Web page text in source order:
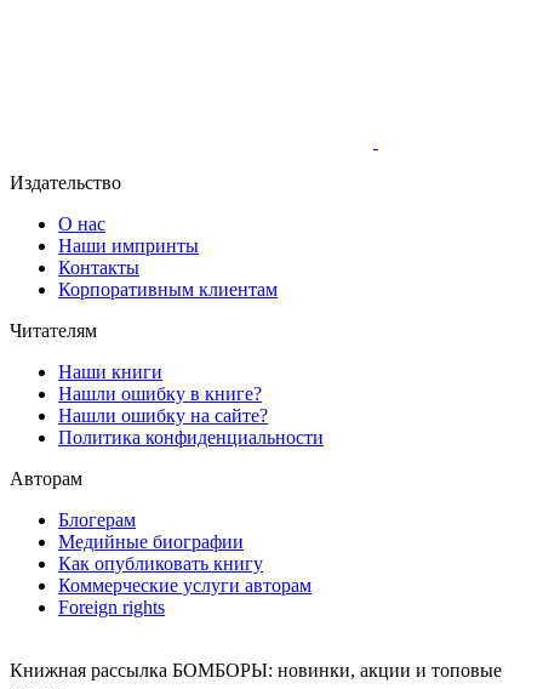
Издательство
О нас
Наши импринты
Контакты
Корпоративным клиентам
Читателям
Наши книги
Нашли ошибку в книге?
Нашли ошибку на сайте?
Политика конфиденциальности
Авторам
Блогерам
Медийные биографии
Как опубликовать книгу
Коммерческие услуги авторам
Foreign rights
Книжная рассылка БОМБОРЫ: новинки, акции и топовые